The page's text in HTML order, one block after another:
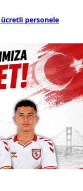
ücretli personele